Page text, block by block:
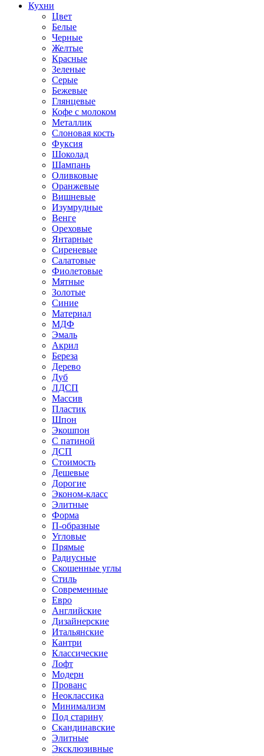
Кухни
Цвет
Белые
Черные
Желтые
Красные
Зеленые
Серые
Бежевые
Глянцевые
Кофе с молоком
Металлик
Слоновая кость
Фуксия
Шоколад
Шампань
Оливковые
Оранжевые
Вишневые
Изумрудные
Венге
Ореховые
Янтарные
Сиреневые
Салатовые
Фиолетовые
Мятные
Золотые
Синие
Материал
МДФ
Эмаль
Акрил
Береза
Дерево
Дуб
ЛДСП
Массив
Пластик
Шпон
Экошпон
С патиной
ДСП
Стоимость
Дешевые
Дорогие
Эконом-класс
Элитные
Форма
П-образные
Угловые
Прямые
Радиусные
Скошенные углы
Стиль
Современные
Евро
Английские
Дизайнерские
Итальянские
Кантри
Классические
Лофт
Модерн
Прованс
Неоклассика
Минимализм
Под старину
Скандинавские
Элитные
Эксклюзивные